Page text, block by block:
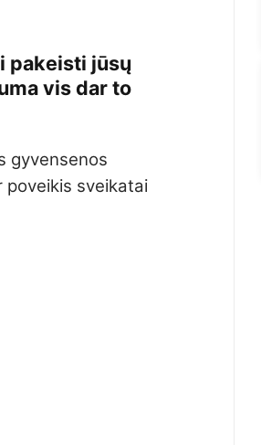
pakeisti jūsų
vis dar to
gyvensenos
poveikis sveikatai